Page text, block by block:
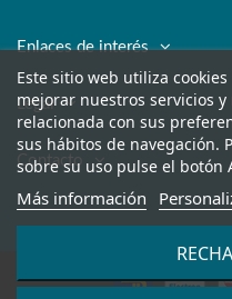
Enlaces de interés
Legal
Contacto
Este sitio web utiliza
mejorar nuestros servicios
relacionada con sus
sus hábitos de navegación.
sobre su uso pulse el botón
Más información